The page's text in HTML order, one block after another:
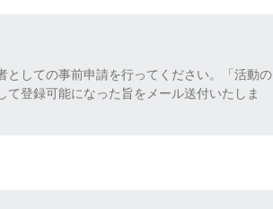
としての事前申請を行ってください。「活動の
登録可能になった旨をメール送付いたしま